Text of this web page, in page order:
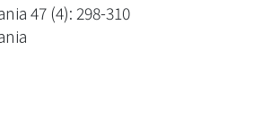
47 (4): 298-310